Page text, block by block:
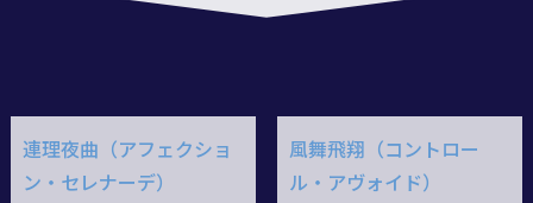
連理夜曲（アフェクショ
ン・セレナーデ）
風舞飛翔（コントロー
ル・アヴォイド）